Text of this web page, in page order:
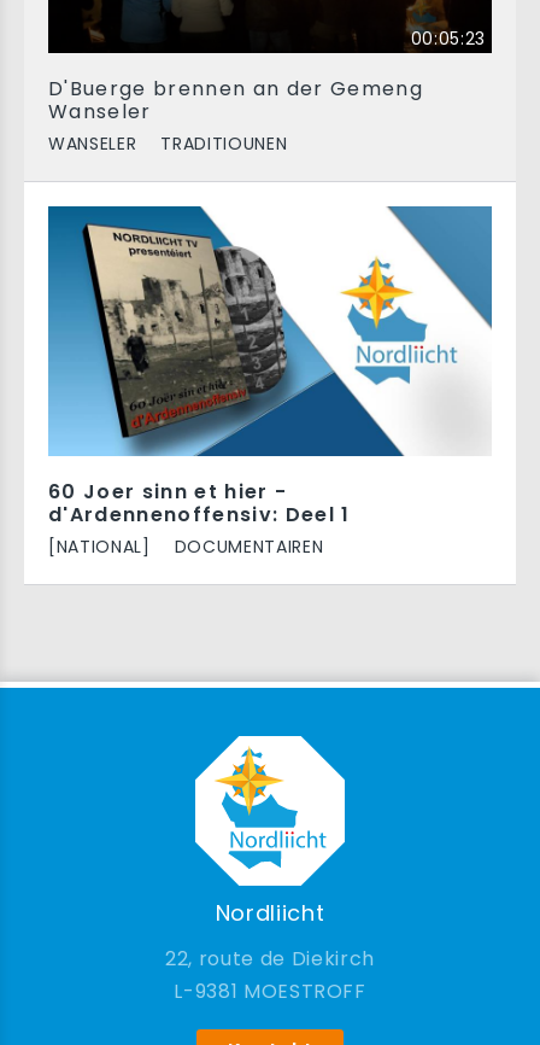
00:05:23
D'Buerge brennen an der Gemeng
Wanseler
WANSELER TRADITIOUNEN
60 Joer sinn et hier -
d'Ardennenoffensiv: Deel 1
[NATIONAL] DOCUMENTAIREN
Nordliicht
22, route de Diekirch
9381 MOESTROFF